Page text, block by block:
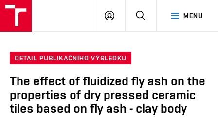
MENU
PŘIHLÁSIT
DETAIL PUBLIKAČNÍHO VÝSLEDKU
The effect of fluidized fly ash on the
properties of dry pressed ceramic
tiles based on fly ash - clay body